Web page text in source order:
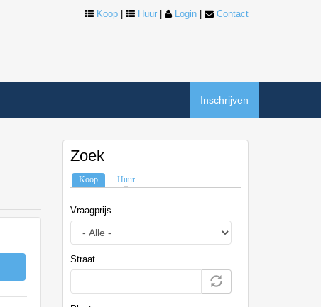
Koop Huur Login Contact
Inschrijven
Zoek
Koop(actieve tabblad)
Huur
Vraagprijs
Straat